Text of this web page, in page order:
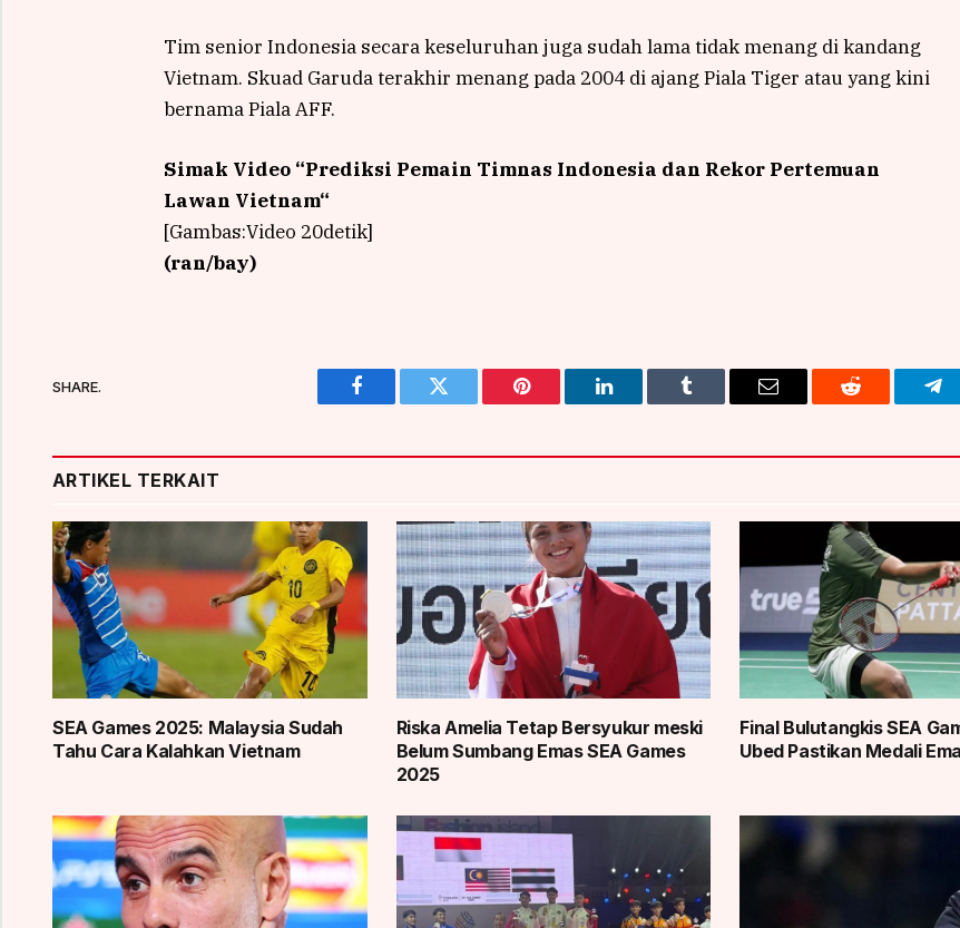
Tim senior Indonesia secara keseluruhan juga sudah lama tidak menang di kandang
Vietnam. Skuad Garuda terakhir menang pada 2004 di ajang Piala Tiger atau yang kini
bernama Piala AFF.
Simak Video “Prediksi Pemain Timnas Indonesia dan Rekor Pertemuan
Lawan Vietnam“
[Gambas:Video 20detik]
(ran/bay)
SHARE.
Facebook Twitter Pinterest LinkedIn Tumblr Email Reddit
ARTIKEL TERKAIT
SEA Games 2025: Malaysia Sudah
Tahu Cara Kalahkan Vietnam
Riska Amelia Tetap Bersyukur meski
Belum Sumbang Emas SEA Games
2025
Final Bulutangkis SEA
Ubed Pastikan Medali